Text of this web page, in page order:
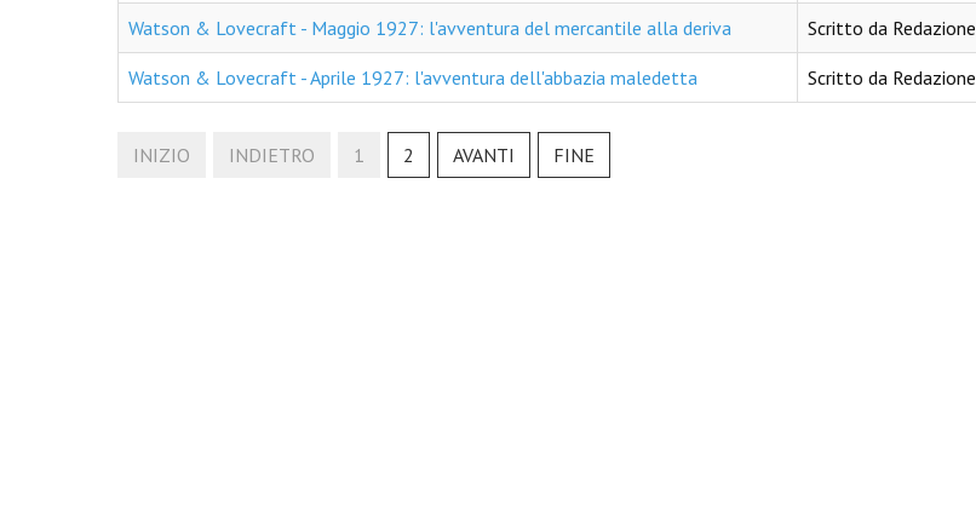
Watson & Lovecraft - Maggio 1927: l'avventura del mercantile alla deriva Scritto da Redazione
Watson & Lovecraft - Aprile 1927: l'avventura dell'abbazia maledetta Scritto da Redazione
INIZIO INDIETRO 1 2 AVANTI FINE